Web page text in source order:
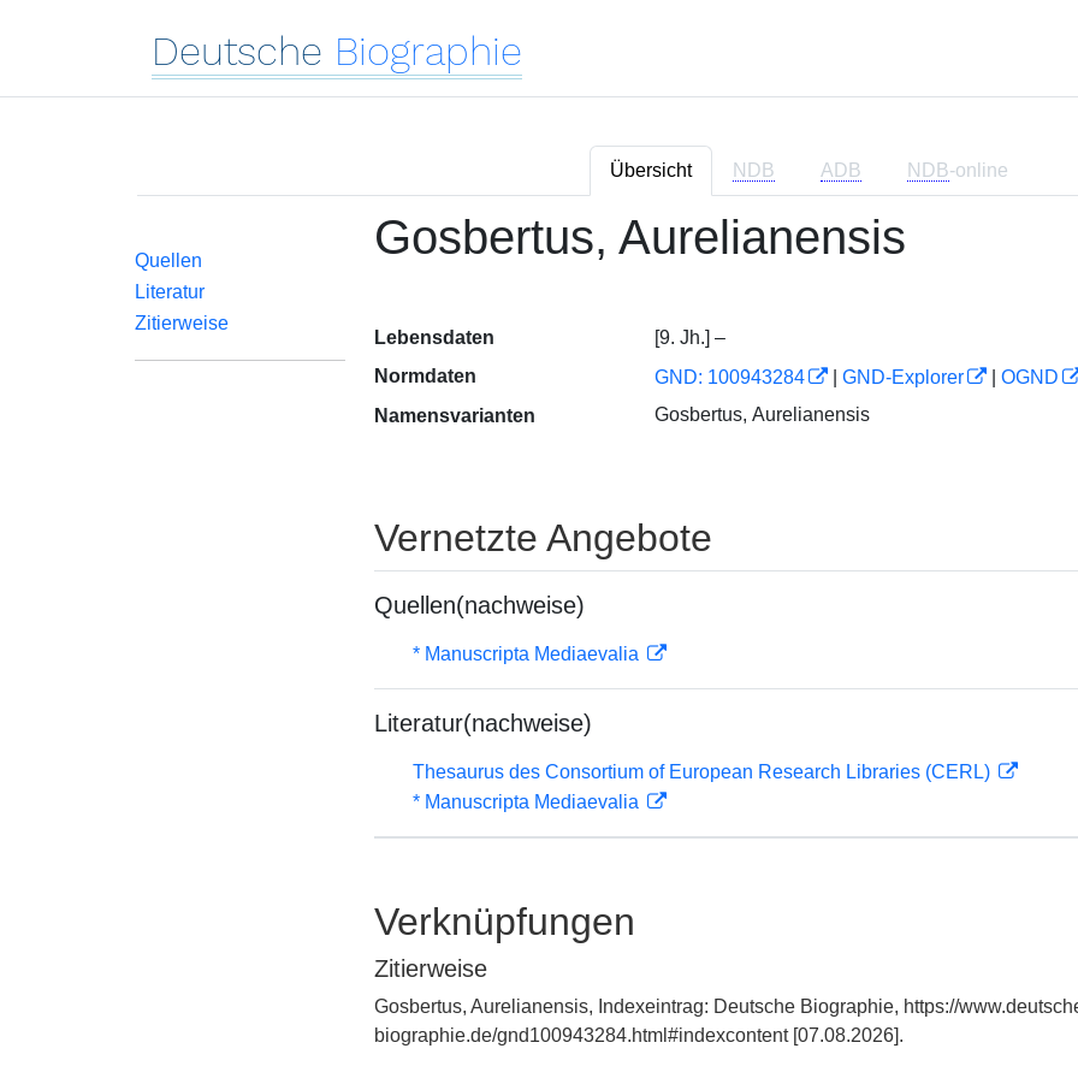
Deutsche Biographie
Übersicht NDB ADB NDB-online
Quellen
Literatur
Zitierweise
Gosbertus, Aurelianensis
Lebensdaten
[9. Jh.] –
Normdaten
GND: 100943284 GND-Explorer
OGND
Namensvarianten
Gosbertus, Aurelianensis
Vernetzte Angebote
Quellen(nachweise)
* Manuscripta Mediaevalia
Literatur(nachweise)
Thesaurus des Consortium of European Research Libraries (CERL)
* Manuscripta Mediaevalia
Verknüpfungen
Zitierweise
Gosbertus, Aurelianensis, Indexeintrag: Deutsche Biographie, https://
biographie.de/gnd100943284.html#indexcontent [07.08.2026].